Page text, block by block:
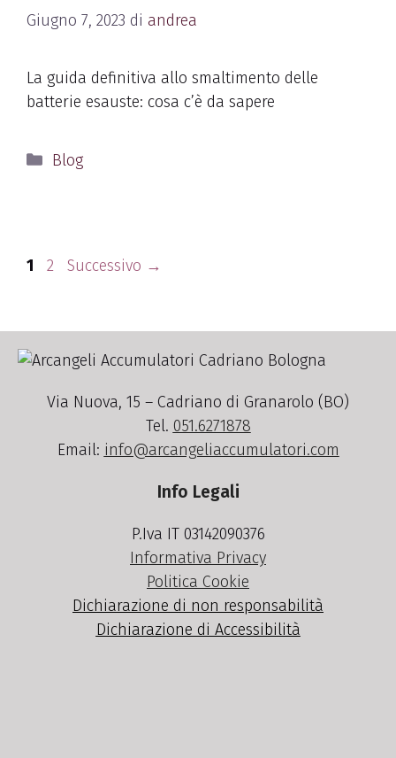
Giugno 7, 2023 di andrea
La guida definitiva allo smaltimento delle
batterie esauste: cosa c’è da sapere
Blog
1 2 Successivo →
Via Nuova, 15 – Cadriano di Granarolo (BO)
Tel. 051.6271878
Email: info@arcangeliaccumulatori.com
Info Legali
P.Iva IT 03142090376
Informativa Privacy
Politica Cookie
Dichiarazione di non responsabilità
Dichiarazione di Accessibilità